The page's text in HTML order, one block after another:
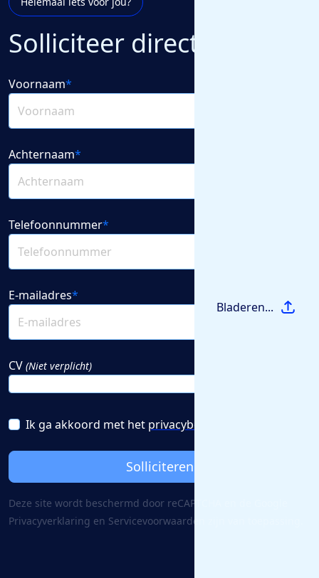
Solliciteer direct
Voornaam*
Achternaam*
Telefoonnummer*
E-mailadres*
CV (Niet verplicht)
Bladeren...
Ik ga akkoord met het privacybeleid
Solliciteren
Deze site wordt beschermd door reCAPTCHA en de Google
Privacy­verklaring en Servicevoorwaarden